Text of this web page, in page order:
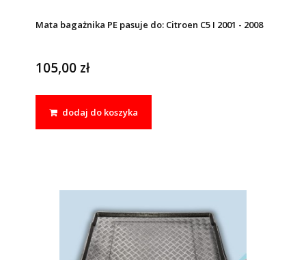
Mata bagażnika PE pasuje do: Citroen C5 I 2001 - 2008
105,00 zł
dodaj do koszyka